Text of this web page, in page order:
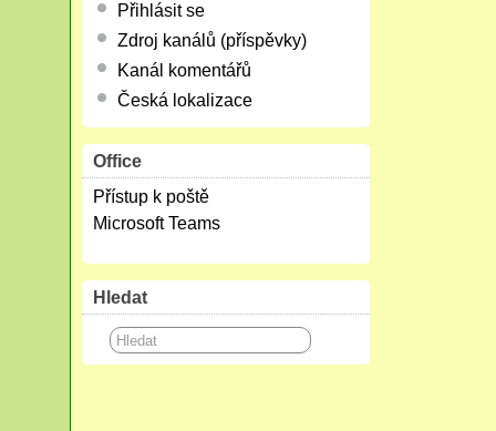
Přihlásit se
Zdroj kanálů (příspěvky)
Kanál komentářů
Česká lokalizace
Office
Přístup k poště
Microsoft Teams
Hledat